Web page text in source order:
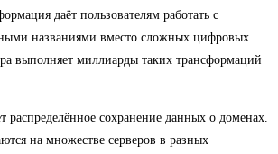
даёт пользователям работать с
названиями вместо сложных цифровых
выполняет миллиарды таких трансформаций
распределённое сохранение данных о доменах.
на множестве серверов в разных